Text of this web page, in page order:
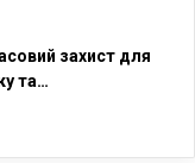
захист для
та…